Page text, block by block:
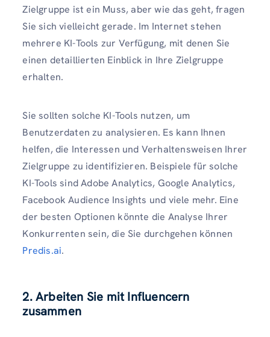
Zielgruppe ist ein Muss, aber wie das geht, fragen
Sie sich vielleicht gerade. Im Internet stehen
mehrere KI-Tools zur Verfügung, mit denen Sie
einen detaillierten Einblick in Ihre Zielgruppe
erhalten.
Sie sollten solche KI-Tools nutzen, um
Benutzerdaten zu analysieren. Es kann Ihnen
helfen, die Interessen und Verhaltensweisen Ihrer
Zielgruppe zu identifizieren. Beispiele für solche
KI-Tools sind Adobe Analytics, Google Analytics,
Facebook Audience Insights und viele mehr. Eine
der besten Optionen könnte die Analyse Ihrer
Konkurrenten sein, die Sie durchgehen können
Predis.ai.
2. Arbeiten Sie mit Influencern
zusammen